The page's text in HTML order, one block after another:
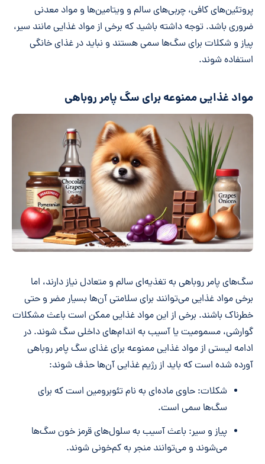
پروتئین‌های کافی، چربی‌های سالم و ویتامین‌ها و مواد معدنی
ضروری باشد. توجه داشته باشید که برخی از مواد غذایی مانند سیر،
پیاز و شکلات برای سگ‌ها سمی هستند و نباید در غذای خانگی
استفاده شوند.
مواد غذایی ممنوعه برای سگ پامر روباهی
سگ‌های پامر روباهی به تغذیه‌ای سالم و متعادل نیاز دارند، اما
برخی مواد غذایی می‌توانند برای سلامتی آن‌ها بسیار مضر و حتی
خطرناک باشند. برخی از این مواد غذایی ممکن است باعث مشکلات
گوارشی، مسمومیت یا آسیب به اندام‌های داخلی سگ شوند. در
ادامه لیستی از مواد غذایی ممنوعه برای غذای سگ پامر روباهی
آورده شده است که باید از رژیم غذایی آن‌ها حذف شوند:
شکلات: حاوی ماده‌ای به نام تئوبرومین است که برای
سگ‌ها سمی است.
پیاز و سیر: باعث آسیب به سلول‌های قرمز خون سگ‌ها
می‌شوند و می‌توانند منجر به کم‌خونی شوند.